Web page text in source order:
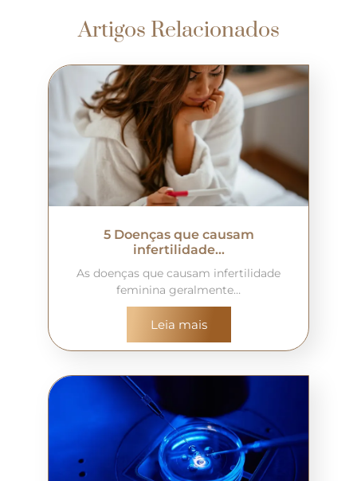
Artigos Relacionados
5 Doenças que causam
infertilidade…
As doenças que causam infertilidade
feminina geralmente…
Leia mais